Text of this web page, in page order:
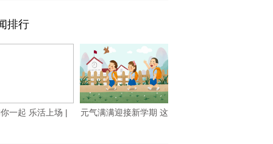
排行
一起 乐活上场 |
元气满满迎接新学期 这